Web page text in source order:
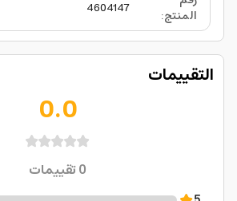
المنتج:
4604147
التقييمات
0.0
0تقييمات